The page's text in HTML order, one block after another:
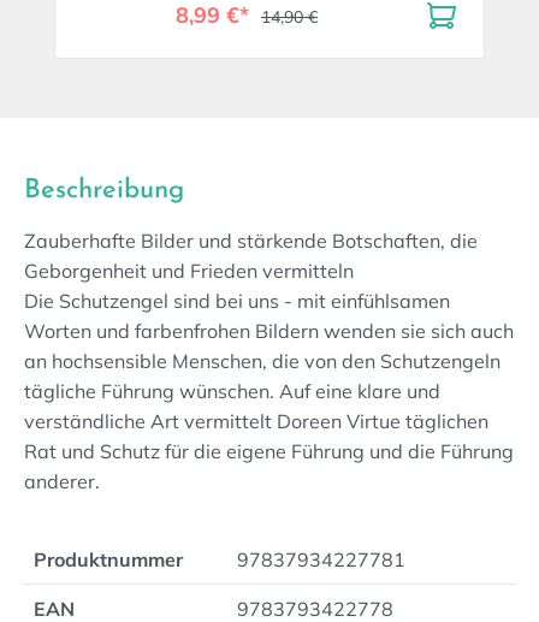
8,99 €* 14,90 €
Beschreibung
Zauberhafte Bilder und stärkende Botschaften, die
Geborgenheit und Frieden vermitteln
Die Schutzengel sind bei uns - mit einfühlsamen
Worten und farbenfrohen Bildern wenden sie sich auch
an hochsensible Menschen, die von den Schutzengeln
tägliche Führung wünschen. Auf eine klare und
verständliche Art vermittelt Doreen Virtue täglichen
Rat und Schutz für die eigene Führung und die Führung
anderer.
Produktnummer 97837934227781
EAN 9783793422778